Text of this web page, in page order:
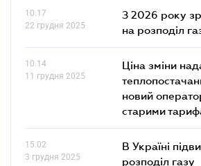
10.17
22 грудня 2025
З 2026 року
на розподіл
10.14
11 грудня 2025
Ціна зміни
новий
старими
15.02
3 грудня 2025
В Україні
розподіл газу